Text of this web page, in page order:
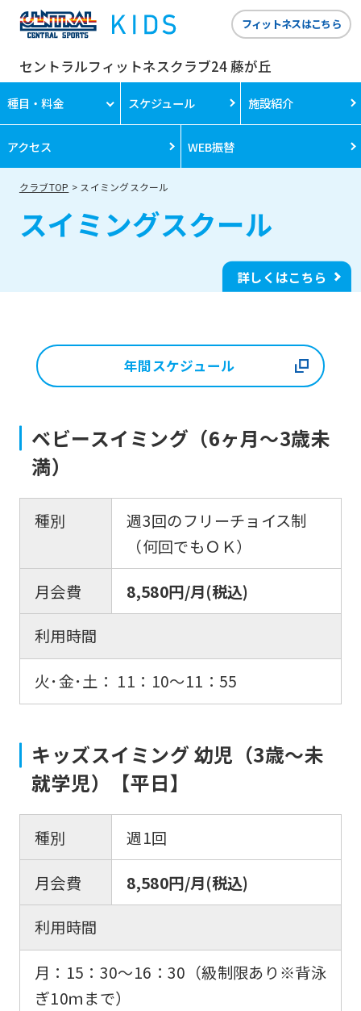
セントラルフィットネスクラブ24 藤が丘
フィットネスはこちら
種目・料金 スケジュール 施設紹介
アクセス WEB振替
クラブTOP スイミングスクール
スイミングスクール
詳しくはこちら
年間スケジュール
ベビースイミング（6ヶ月〜3歳未
満）
種別
週3回のフリーチョイス制
（何回でもＯＫ）
月会費
8,580円/月(税込)
利用時間
火･金･土： 11：10〜11：55
キッズスイミング 幼児（3歳〜未
就学児）【平日】
種別
週1回
月会費
8,580円/月(税込)
利用時間
月：15：30〜16：30（級制限あり※背泳
ぎ10ｍまで）